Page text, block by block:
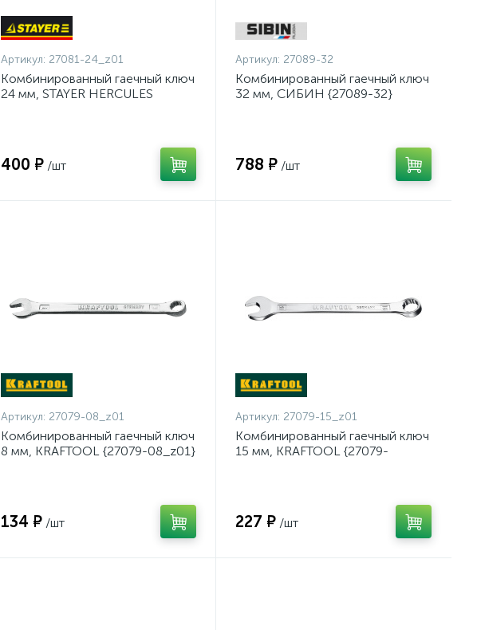
Артикул: 27081-24_z01
Комбинированный гаечный ключ
24 мм, STAYER HERCULES
400 ₽ /шт
Артикул: 27089-32
Комбинированный гаечный ключ
32 мм, СИБИН {27089-32}
788 ₽ /шт
Артикул: 27079-08_z01
Комбинированный гаечный ключ
8 мм, KRAFTOOL {27079-08_z01}
134 ₽ /шт
Артикул: 27079-15_z01
Комбинированный гаечный ключ
15 мм, KRAFTOOL {27079-
227 ₽ /шт